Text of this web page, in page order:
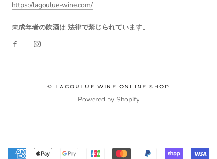
https://lagoulue-wine.com/
未成年者の飲酒は 法律で禁じられています。
© LAGOULUE WINE ONLINE SHOP
Powered by Shopify